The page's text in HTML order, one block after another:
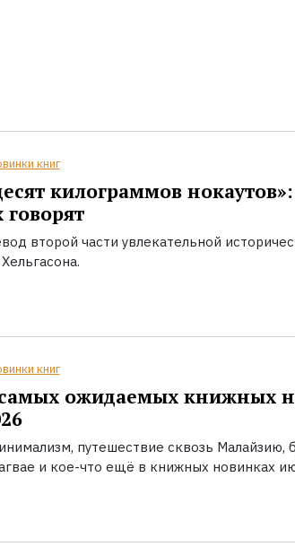
книг
килограммов
второй части увлекательной
книг
ожидаемых книжных
путешествие сквозь Малайзию,
и кое-что ещё в книжных новинках